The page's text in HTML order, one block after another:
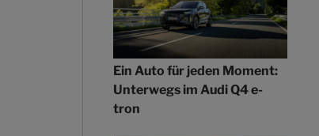
Ein Auto für jeden Moment:
Unterwegs im Audi Q4 e-
tron